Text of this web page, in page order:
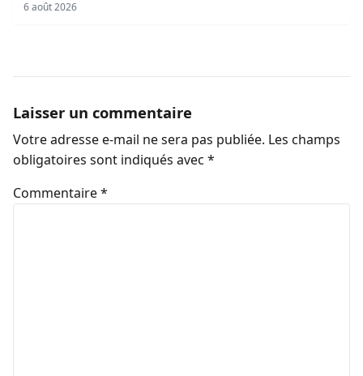
6 août 2026
Laisser un commentaire
Votre adresse e-mail ne sera pas publiée. Les champs
obligatoires sont indiqués avec *
Commentaire*